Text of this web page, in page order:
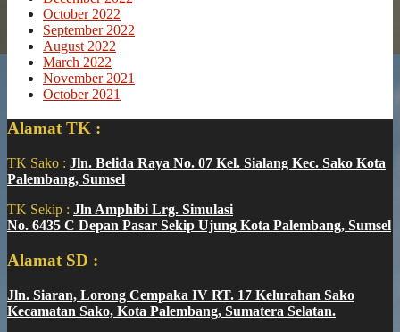
October 2022
September 2022
August 2022
March 2022
November 2021
October 2021
Alamat TK :
TK Sako : Jln. Belida Raya No. 07 Kel. Sialang Kec. Sako Kota
Palembang, Sumsel
TK Sekip : Jln Amphibi Lrg. Simulasi
No. 6435 C Depan Pasar Sekip Ujung Kota Palembang, Sumsel
Alamat SD :
Jln. Siaran, Lorong Cempaka IV RT. 17 Kelurahan Sako
Kecamatan Sako, Kota Palembang, Sumatera Selatan.